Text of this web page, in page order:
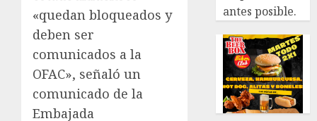
«quedan bloqueados y
deben ser
comunicados a la
OFAC», señaló un
comunicado de la
Embajada
antes posible.